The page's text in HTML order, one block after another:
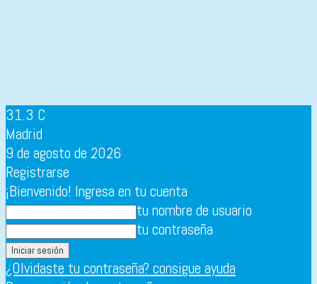
31.3 C
Madrid
9 de agosto de 2026
Registrarse
¡Bienvenido! Ingresa en tu cuenta
tu nombre de usuario
tu contraseña
¿Olvidaste tu contraseña? consigue ayuda